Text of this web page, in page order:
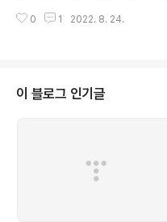
건 내가 최고. 주어진 틀 안에서 돋보
상처받기 쉬운 여린 마음을 가진 분들
빨간 사과들 사이에서 새빨간 걸로 돋
0 1 2022. 8. 24.
이 블로그 인기글